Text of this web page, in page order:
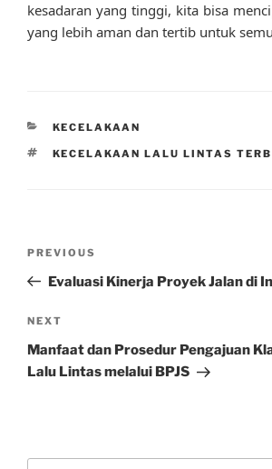
kesadaran yang tinggi, kita bisa
yang lebih aman dan tertib untuk
CATEGORIES
KECELAKAAN
TAGS
KECELAKAAN LALU LINTAS
Previous
Post
PREVIOUS
Evaluasi Kinerja Proyek Jalan di
Next
Post
NEXT
Manfaat dan Prosedur Pengajuan
Lalu Lintas melalui BPJS